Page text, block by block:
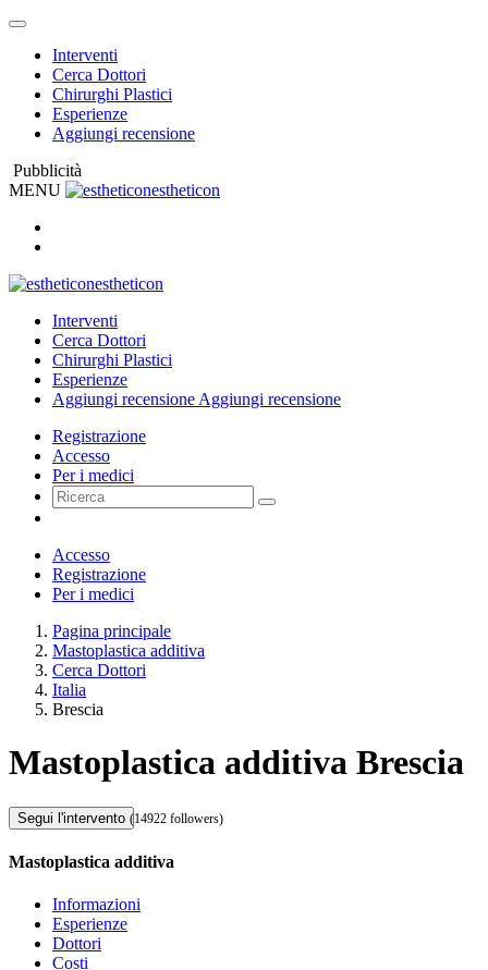
Interventi
Cerca Dottori
Chirurghi Plastici
Esperienze
Aggiungi recensione
Pubblicità
MENU
estheticon
estheticon
Interventi
Cerca Dottori
Chirurghi Plastici
Esperienze
Aggiungi recensione Aggiungi recensione
Registrazione
Accesso
Per i medici
Accesso
Registrazione
Per i medici
Pagina principale
Mastoplastica additiva
Cerca Dottori
Italia
Brescia
Mastoplastica additiva Brescia
Segui l'intervento (14922 followers)
Mastoplastica additiva
Informazioni
Esperienze
Dottori
Costi